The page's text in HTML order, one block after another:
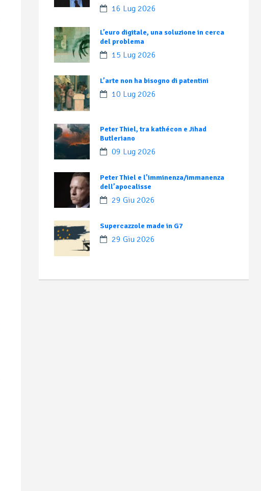
16 Lug 2026
L’euro digitale, una soluzione in cerca
del problema
15 Lug 2026
L’arte non ha bisogno di patentini
10 Lug 2026
Peter Thiel, tra kathécon e Jihad
Butleriano
09 Lug 2026
Peter Thiel e l’imminenza/immanenza
dell’apocalisse
29 Giu 2026
Supercazzole made in G7
29 Giu 2026